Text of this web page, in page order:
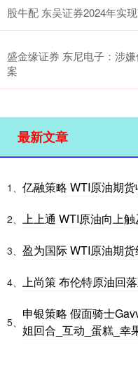
股牛配 东吴证券2024年实
盛金缘证券 东尼电子：涉
案
最新文章
1、 亿融策略 WTI原油期
2、 上上通 WTI原油向上
3、 盈为国际 WTI原油期
4、 上尚策 布伦特原油回
5、
申银策略 假面骑士
姐回合_互动_蛋糕_幸